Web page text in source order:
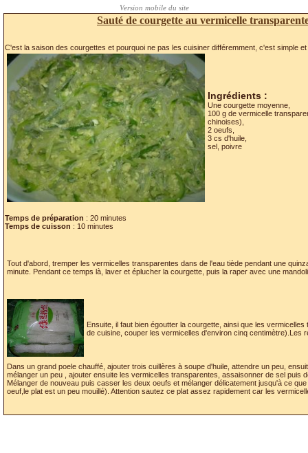
Sauté de courgette au vermicelle
C'est la saison des courgettes et pourquoi ne pas les cuisiner différemment, c'est simple et
Ingrédients :
Une courgette moyenne,
100 g de vermicelle
chinoises),
2 oeufs,
3 cs d'huile,
sel, poivre
Temps de préparation : 20 minutes
Temps de cuisson : 10 minutes
Tout d'abord, tremper les vermicelles transparentes dans de l'eau tiède pendant une
minute. Pendant ce temps là, laver et éplucher la courgette, puis la raper avec une
Ensuite, il faut bien égoutter la courgette, ainsi que les
de cuisine, couper les vermicelles d'environ cinq centimètre).Les
Dans un grand poele chauffé, ajouter trois cuillères à soupe d'huile, attendre un peu,
mélanger un peu , ajouter ensuite les vermicelles transparentes, assaisonner de sel puis
Mélanger de nouveau puis casser les deux oeufs et mélanger délicatement jusqu'à ce
oeuf,le plat est un peu mouillé). Attention sautez ce plat assez rapidement car les